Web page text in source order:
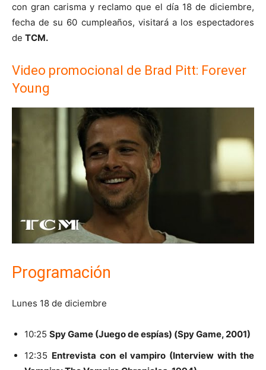
con gran carisma y reclamo que el día 18 de diciembre,
fecha de su 60 cumpleaños, visitará a los espectadores
de TCM.
Video promocional de Brad Pitt: Forever
Young
Programación
Lunes 18 de diciembre
10:25 Spy Game (Juego de espías) (Spy Game, 2001)
12:35 Entrevista con el vampiro (Interview with the